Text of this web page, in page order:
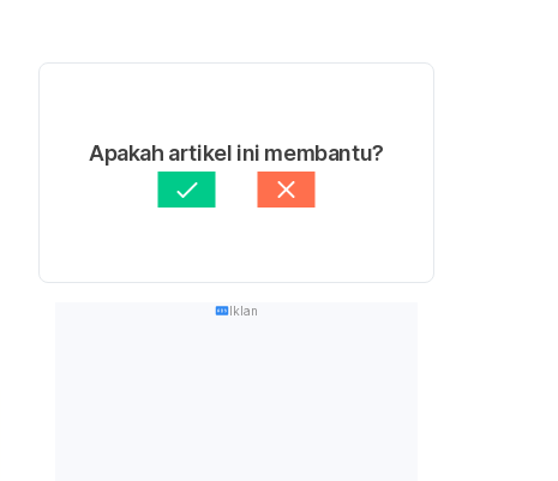
Apakah artikel ini membantu?
Iklan